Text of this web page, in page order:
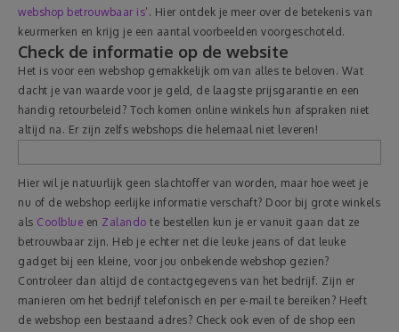
webshop betrouwbaar is’. Hier ontdek je meer over de betekenis van
keurmerken en krijg je een aantal voorbeelden voorgeschoteld.
Check de informatie op de website
Het is voor een webshop gemakkelijk om van alles te beloven. Wat
dacht je van waarde voor je geld, de laagste prijsgarantie en een
handig retourbeleid? Toch komen online winkels hun afspraken niet
altijd na. Er zijn zelfs webshops die helemaal niet leveren!
Hier wil je natuurlijk geen slachtoffer van worden, maar hoe weet je
nu of de webshop eerlijke informatie verschaft? Door bij grote winkels
als Coolblue en Zalando te bestellen kun je er vanuit gaan dat ze
betrouwbaar zijn. Heb je echter net die leuke jeans of dat leuke
gadget bij een kleine, voor jou onbekende webshop gezien?
Controleer dan altijd de contactgegevens van het bedrijf. Zijn er
manieren om het bedrijf telefonisch en per e-mail te bereiken? Heeft
de webshop een bestaand adres? Check ook even of de shop een